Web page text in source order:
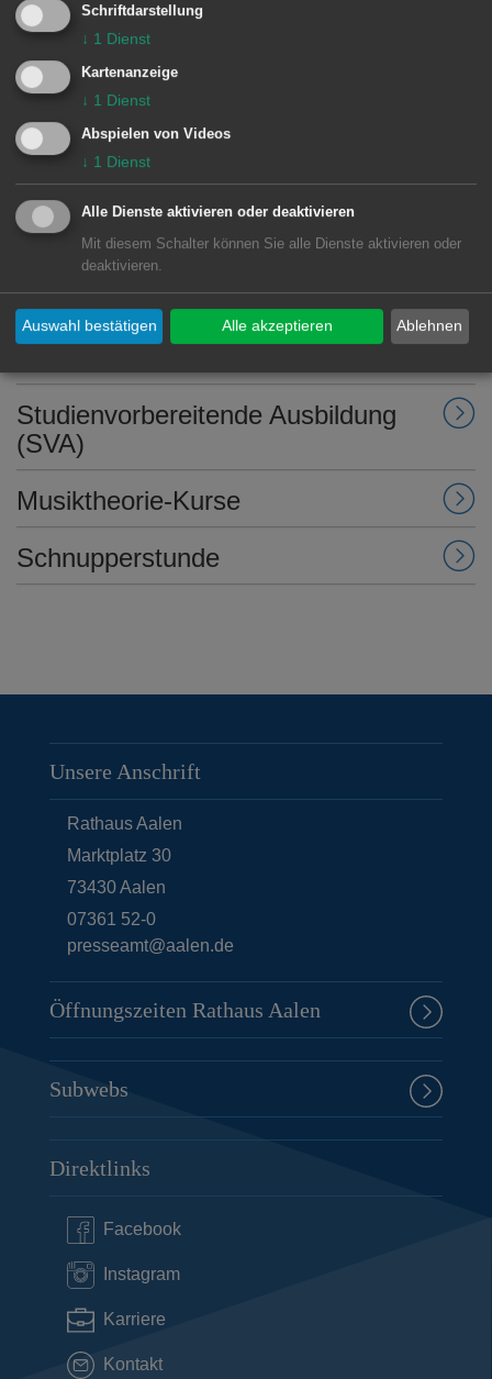
Instrumentale Vielfalt
Unterrichtsfächer Instrumental- und
Vokalunterricht
Instrumentenverleih
Studienvorbereitende Ausbildung
(SVA)
Musiktheorie-Kurse
Schnupperstunde
Unsere Anschrift
Rathaus Aalen
Marktplatz 30
73430Aalen
07361 52-0
presseamt@aalen.de
Öffnungszeiten Rathaus Aalen
Subwebs
Direktlinks
Facebook
Instagram
Karriere
Kontakt
Schriftdarstellung
↓ 1 Dienst
Kartenanzeige
↓ 1 Dienst
Abspielen von Videos
↓ 1 Dienst
Alle Dienste aktivieren oder deaktivieren
Mit diesem Schalter können Sie alle Dienste aktivieren oder
deaktivieren.
Ablehnen
Auswahl bestätigen Alle akzeptieren